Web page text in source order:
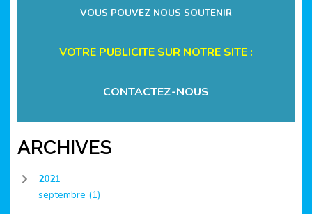
VOUS POUVEZ NOUS SOUTENIR
VOTRE PUBLICITE SUR NOTRE SITE :
CONTACTEZ-NOUS
ARCHIVES
2021
septembre (1)